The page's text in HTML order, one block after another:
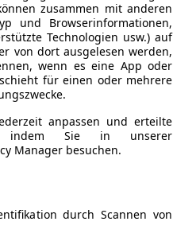
zusammen mit anderen
und Browserinformationen,
Technologien usw.) auf
von dort ausgelesen werden,
wenn es eine App oder
für einen oder mehrere
anpassen und erteilte
indem Sie in unserer
Manager besuchen.
durch Scannen von